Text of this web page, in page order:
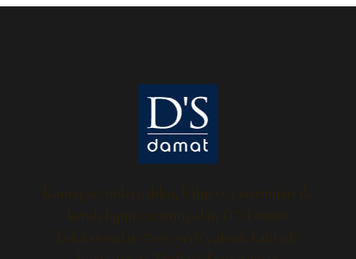
Kumaş seçimleri, dikiş, kalıp ve tasarımları ile
kendi ligini yaratmış olan D’S Damat
koleksiyonları %100 yerli yüksek kalitede